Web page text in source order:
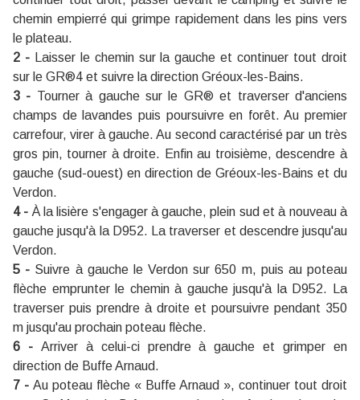
chemin empierré qui grimpe rapidement dans les pins vers
le plateau.
2 -Laisser le chemin sur la gauche et continuer tout droit
sur le GR®4 et suivre la direction Gréoux-les-Bains.
3 - Tourner à gauche sur le GR® et traverser d'anciens
champs de lavandes puis poursuivre en forêt. Au premier
carrefour, virer à gauche. Au second caractérisé par un très
gros pin, tourner à droite. Enfin au troisième, descendre à
gauche (sud-ouest) en direction de Gréoux-les-Bains et du
Verdon.
4 - À la lisière s'engager à gauche, plein sud et à nouveau à
gauche jusqu'à la D952. La traverser et descendre jusqu'au
Verdon.
5 - Suivre à gauche le Verdon sur 650 m, puis au poteau
flèche emprunter le chemin à gauche jusqu'à la D952. La
traverser puis prendre à droite et poursuivre pendant 350
m jusqu'au prochain poteau flèche.
6 -Arriver à celui-ci prendre à gauche et grimper en
direction de Buffe Arnaud.
7 - Au poteau flèche « Buffe Arnaud », continuer tout droit